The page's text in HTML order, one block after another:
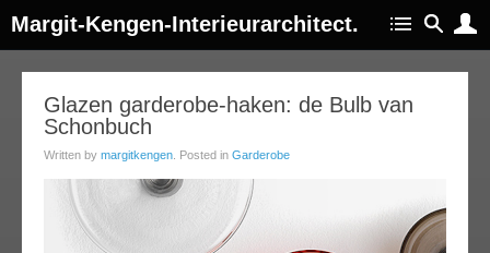
Margit-Kengen-Interieurarchitect.
Glazen garderobe-haken: de Bulb van
Schonbuch
Written by margitkengen . Posted in Garderobe